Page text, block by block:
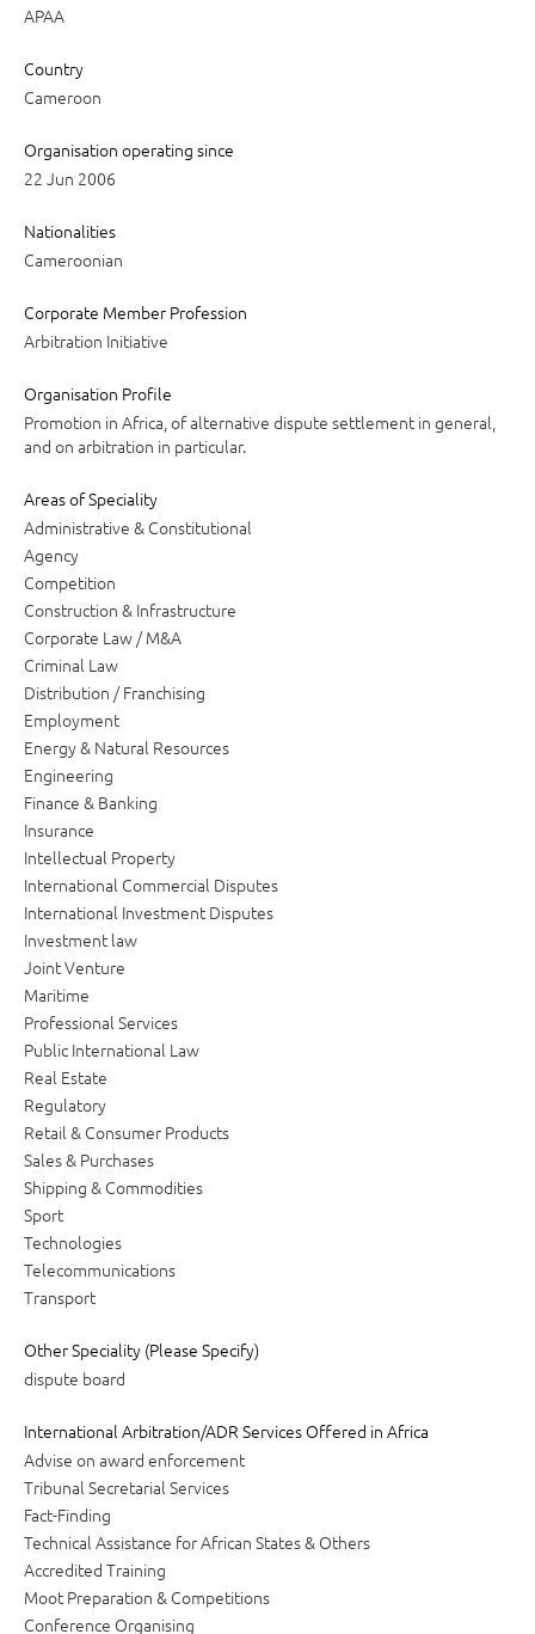
APAA
Country
Cameroon
Organisation operating since
22 Jun 2006
Nationalities
Cameroonian
Corporate Member Profession
Arbitration Initiative
Organisation Profile
Promotion in Africa, of alternative dispute settlement in general,
and on arbitration in particular.
Areas of Speciality
Administrative & Constitutional
Agency
Competition
Construction & Infrastructure
Corporate Law / M&A
Criminal Law
Distribution / Franchising
Employment
Energy & Natural Resources
Engineering
Finance & Banking
Insurance
Intellectual Property
International Commercial Disputes
International Investment Disputes
Investment law
Joint Venture
Maritime
Professional Services
Public International Law
Real Estate
Regulatory
Retail & Consumer Products
Sales & Purchases
Shipping & Commodities
Sport
Technologies
Telecommunications
Transport
Other Speciality (Please Specify)
dispute board
International Arbitration/ADR Services Offered in Africa
Advise on award enforcement
Tribunal Secretarial Services
Fact-Finding
Technical Assistance for African States & Others
Accredited Training
Moot Preparation & Competitions
Conference Organising